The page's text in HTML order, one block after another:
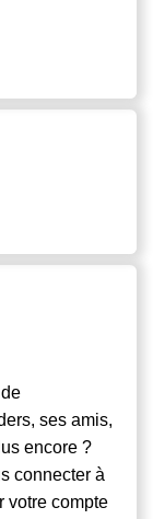
de
ses amis,
encore ?
connecter à
votre compte